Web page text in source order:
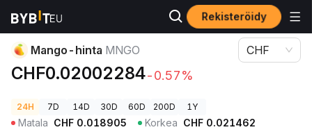
Rekisteröidy
Kryptohinnat
Mango-hinta MNGO
CHF0.02002284-0.57%
CHF
24H 7D 14D 30D 60D 200D 1Y
Matala CHF 0.018905 Korkea CHF 0.021462